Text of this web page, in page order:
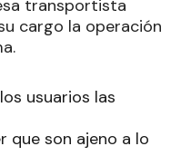
bajo absoluta
cargo la operación